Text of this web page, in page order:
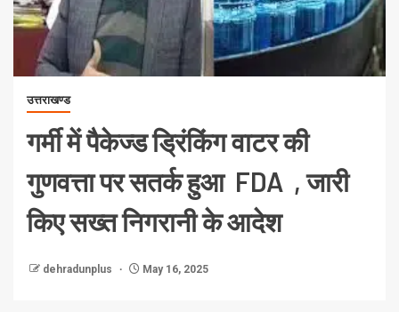
उत्तराखण्ड
गर्मी में पैकेज्ड ड्रिंकिंग वाटर की
गुणवत्ता पर सतर्क हुआ FDA , जारी
किए सख्त निगरानी के आदेश
dehradunplus May 16, 2025